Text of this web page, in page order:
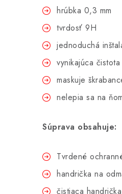
hrúbka 0,3 mm
tvrdosť 9H
jednoduchá
vynikajúca
maskuje
nelepia sa na
Súprava obsahuje:
Tvrdené
handrička na
čistiaca